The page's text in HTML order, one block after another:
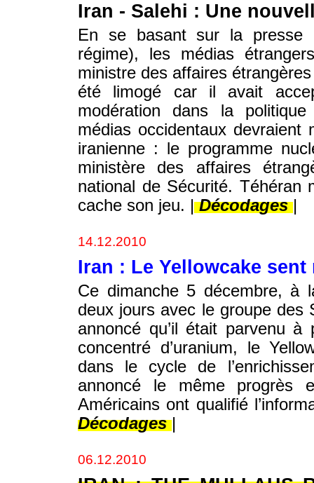
Iran - Salehi : Une
En se basant sur la presse
régime), les médias
ministre des affaires
été limogé car il avait
modération dans la
médias occidentaux devraient
iranienne : le programme
ministère des affaires
national de Sécurité. Téhéran
cache son jeu. |Décodages|
14.12.2010
Iran : Le Yellowcake sent
Ce dimanche 5 décembre, à
deux jours avec le groupe des
annoncé qu’il était parvenu
concentré d’uranium, le
dans le cycle de
annoncé le même progrès
Américains ont qualifié
Décodages|
06.12.2010